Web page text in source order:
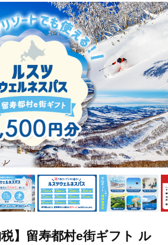
宿泊券 【ANAの旅先納税】留寿都
体験チケット 【ANAの旅先納税】
体験チケット スキー・リフト
体験チケット 温泉 【ANA
税】留寿都村e街ギフト ル